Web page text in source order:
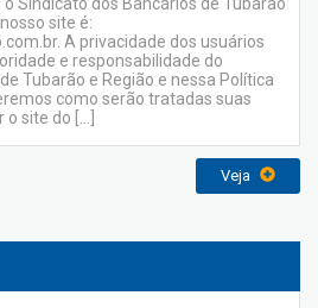
site é:
A privacidade dos usuários
e responsabilidade do
Tubarão e Região e nessa Política
como serão tratadas suas
site do […]
Veja